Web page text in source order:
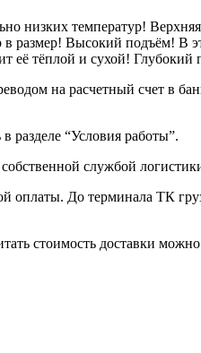
низких температур!
в размер! Высокий подъём! В
её тёплой и сухой!
на расчетный счет в
разделе “Условия работы”.
службой
оплаты. До терминала ТК
стоимость доставки можно